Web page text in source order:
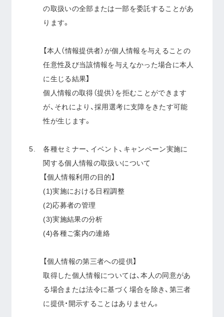
の取扱いの全部または一部を委託することがあ
ります。
【本人（情報提供者）が個人情報を与えることの
任意性及び当該情報を与えなかった場合に本人
に生じる結果】
個人情報の取得（提供）を拒むことができます
が、それにより、採用選考に支障をきたす可能
性が生じます。
各種セミナー、イベント、キャンペーン実施に
関する個人情報の取扱いについて
【個人情報利用の目的】
(1)実施における日程調整
(2)応募者の管理
(3)実施結果の分析
(4)各種ご案内の連絡
【個人情報の第三者への提供】
取得した個人情報については、本人の同意があ
る場合または法令に基づく場合を除き、第三者
に提供・開示することはありません。